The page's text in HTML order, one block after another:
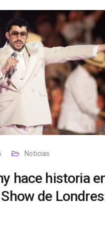
Noticias
hace historia
de